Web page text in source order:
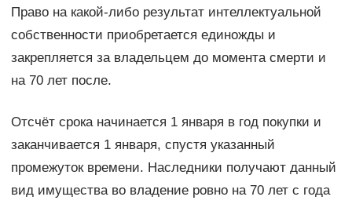
Право на какой-либо результат интеллектуальной
собственности приобретается единожды и
закрепляется за владельцем до момента смерти и
на 70 лет после.
Отсчёт срока начинается 1 января в год покупки и
заканчивается 1 января, спустя указанный
промежуток времени. Наследники получают данный
вид имущества во владение ровно на 70 лет с года